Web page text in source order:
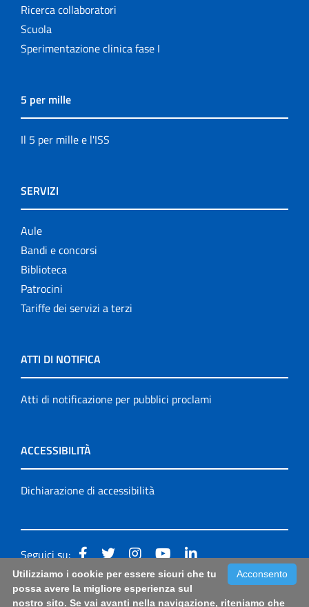
Ricerca collaboratori
Scuola
Sperimentazione clinica fase I
5 per mille
Il 5 per mille e l'ISS
SERVIZI
Aule
Bandi e concorsi
Biblioteca
Patrocini
Tariffe dei servizi a terzi
ATTI DI NOTIFICA
Atti di notificazione per pubblici proclami
ACCESSIBILITÀ
Dichiarazione di accessibilità
Seguici su:
Accessibilità: form di segnalazione di prima istanza per
Acconsento
Utilizziamo i cookie per essere sicuri che tu
possa avere la migliore esperienza sul
nostro sito. Se vai avanti nella navigazione, riteniamo che